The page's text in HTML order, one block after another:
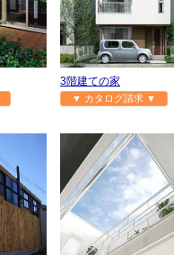
3階建ての家
▼ カタログ請求 ▼